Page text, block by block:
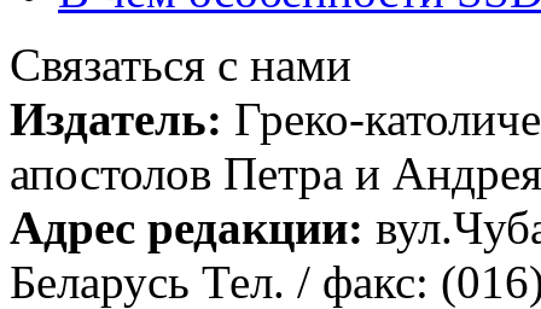
Связаться с нами
Издатель: Греко-
апостолов Петра и
Адрес редакции:
Беларусь Тел. / факс: